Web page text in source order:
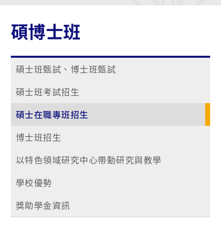
碩博士班
碩士班甄試、博士班甄試
碩士班考試招生
碩士在職專班招生
博士班招生
以特色領域研究中心帶動研究與教學
學校優勢
獎助學金資訊